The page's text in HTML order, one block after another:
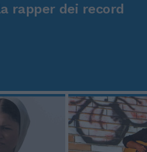
rapper dei record